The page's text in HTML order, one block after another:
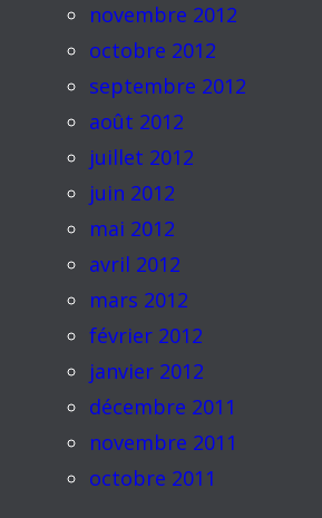
novembre 2012
octobre 2012
septembre 2012
août 2012
juillet 2012
juin 2012
mai 2012
avril 2012
mars 2012
février 2012
janvier 2012
décembre 2011
novembre 2011
octobre 2011